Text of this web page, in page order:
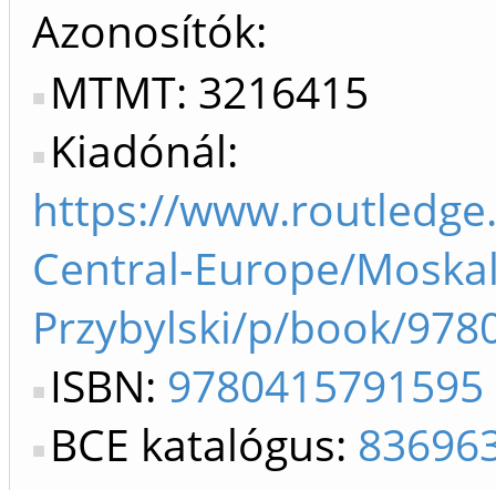
Azonosítók
MTMT: 3216415
Kiadónál:
https://
Central-Europe/
Przybylski/p/book/
ISBN: 9780415791595
BCE katalógus: